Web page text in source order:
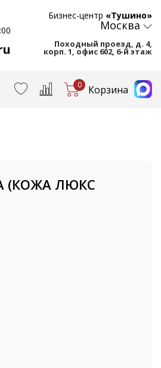
Бизнес-центр «Тушино»
Москва
Походный проезд, д. 4,
корп. 1, офис 602, 6-й этаж
0 Корзина
(КОЖА ЛЮКС